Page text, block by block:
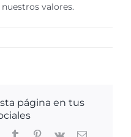
valores.
página en tus
TumblrPinterest
Vk
Correo